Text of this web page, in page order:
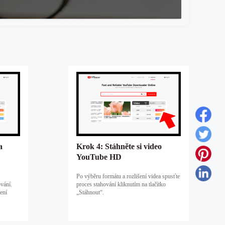
Krok 4: Stáhněte si video
YouTube HD
Po výběru formátu a rozlišení videa spusťte
proces stahování kliknutím na tlačítko
„Stáhnout“.